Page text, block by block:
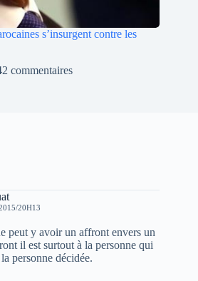
s’insurgent contre les
commentaires
20H13
peut y avoir un affront envers un
il est surtout à la personne qui
personne décidée.